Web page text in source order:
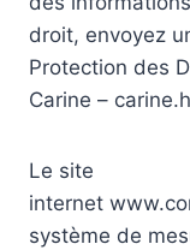
droit, envoyez
Protection des
Carine –
Le site
internet
système de